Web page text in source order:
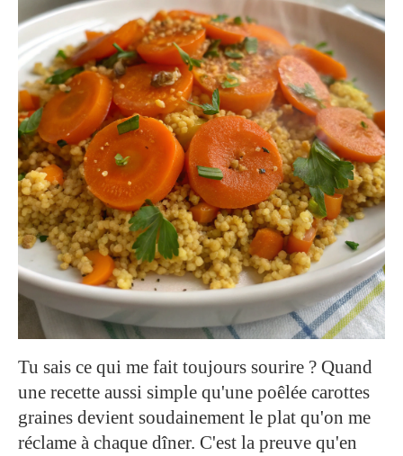
Tu sais ce qui me fait toujours sourire ? Quand
une recette aussi simple qu'une poêlée carottes
graines devient soudainement le plat qu'on me
réclame à chaque dîner. C'est la preuve qu'en